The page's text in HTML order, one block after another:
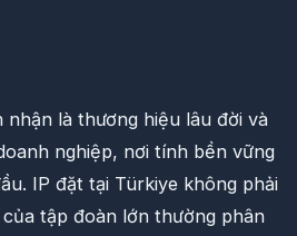
là thương hiệu lâu đời và
nghiệp, nơi tính bền vững
IP đặt tại Türkiye không phải
tập đoàn lớn thường phân